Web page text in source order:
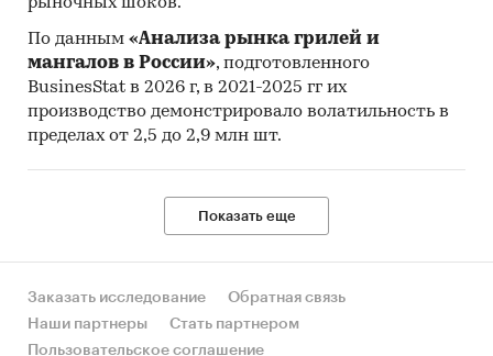
По данным «Анализа рынка грилей и
мангалов в России», подготовленного
BusinesStat в 2026 г, в 2021-2025 гг их
производство демонстрировало волатильность в
пределах от 2,5 до 2,9 млн шт.
Показать еще
Заказать исследование
Обратная связь
Наши партнеры
Стать партнером
Пользовательское соглашение